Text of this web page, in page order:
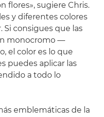
flores», sugiere Chris.
y diferentes colores
Si consigues que las
monocromo —
el color es lo que
puedes aplicar las
a todo lo
emblemáticas de la